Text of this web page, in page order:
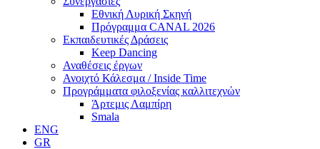
Εθνική Λυρική Σκηνή
Πρόγραμμα CANAL 2026
Εκπαιδευτικές Δράσεις
Keep Dancing
Αναθέσεις έργων
Ανοιχτό Κάλεσμα / Inside Time
Προγράμματα φιλοξενίας καλλιτεχνών
Άρτεμις Λαμπίρη
Smala
ENG
GR